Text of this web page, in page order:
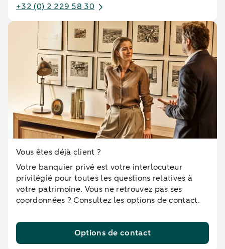
+32 (0) 2 229 58 30
Vous êtes déjà client ?
Votre banquier privé est votre interlocuteur
privilégié pour toutes les questions relatives à
votre patrimoine. Vous ne retrouvez pas ses
coordonnées ? Consultez les options de contact.
Options de contact